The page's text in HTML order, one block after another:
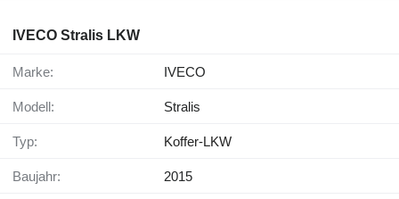
IVECO Stralis LKW
Marke: IVECO
Modell: Stralis
Typ: Koffer-LKW
Baujahr: 2015